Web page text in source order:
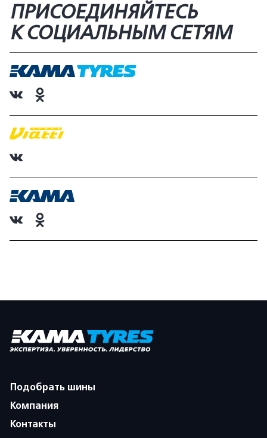
ПРИСОЕДИНЯЙТЕСЬ
К СОЦИАЛЬНЫМ СЕТЯМ
Подобрать шины
Компания
Контакты